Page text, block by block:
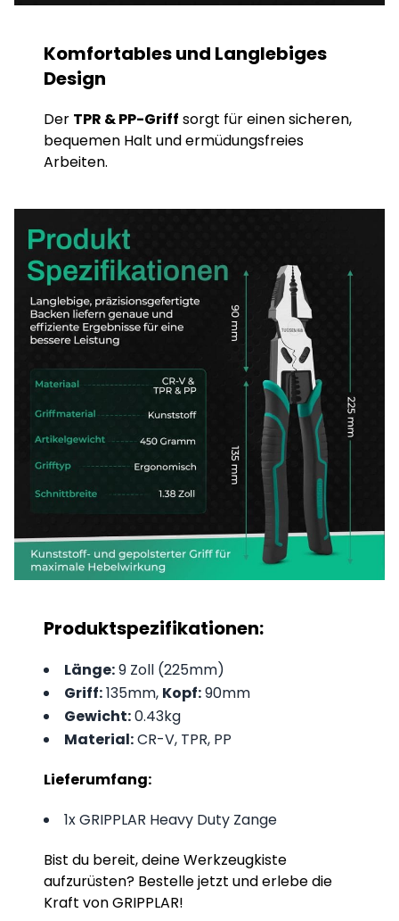
Komfortables und Langlebiges
Design
Der TPR & PP-Griff sorgt für einen sicheren,
bequemen Halt und ermüdungsfreies
Arbeiten.
Produktspezifikationen:
Länge:9 Zoll (225mm)
Griff:135mm, Kopf:90mm
Gewicht:0.43kg
Material:CR-V, TPR, PP
Lieferumfang:
1x GRIPPLAR Heavy Duty Zange
Bist du bereit, deine Werkzeugkiste
aufzurüsten? Bestelle jetzt und erlebe die
Kraft von GRIPPLAR!